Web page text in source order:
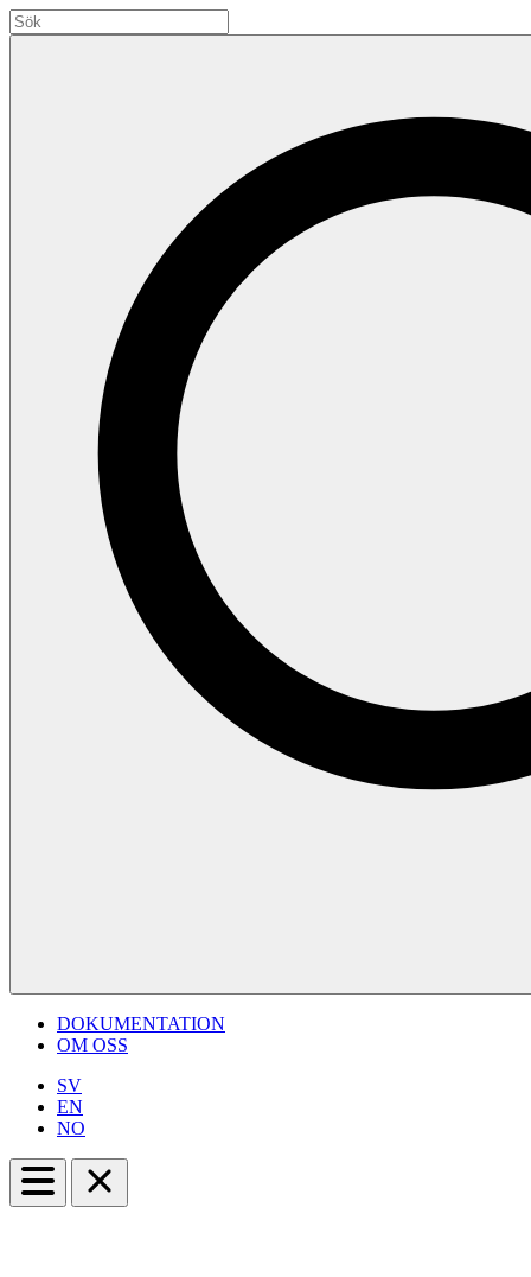
DOKUMENTATION
OM OSS
SV
EN
NO